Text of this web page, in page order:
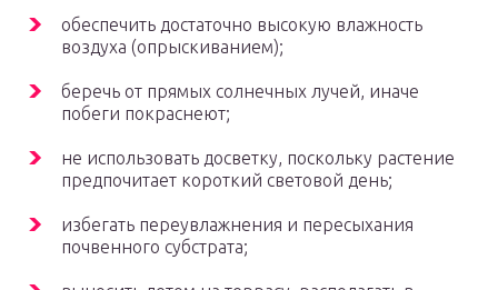
обеспечить достаточно высокую влажность
воздуха (опрыскиванием);
беречь от прямых солнечных лучей, иначе
побеги покраснеют;
не использовать досветку, поскольку растение
предпочитает короткий световой день;
избегать переувлажнения и пересыхания
почвенного субстрата;